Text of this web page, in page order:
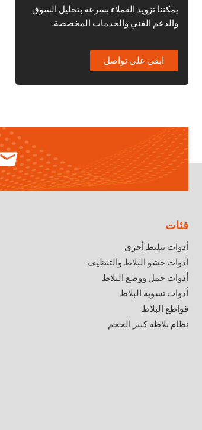
يمكننا تزويد العملاء بسرعة بتحليل السوق
والدعم الفني والخدمات المخصصة.
ابقى على تواصل
فئات
أدوات تبليط أخرى
أدوات حشو البلاط والتنظيف
أدوات حمل ووضع البلاط
أدوات تسوية البلاط
قواطع البلاط
نظام بلاطة كبير الحجم